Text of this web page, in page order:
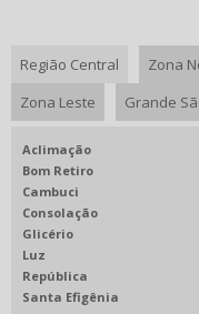
RECARTILHADOR PARA
ASSISTÊNCIA TÉCNICA EM
MANUTENÇÃO DE
BROCA ESPADA
Região Central Zona
Zona Leste
Grande
Aclimação
Bom Retiro
Cambuci
Consolação
Glicério
Luz
República
Santa Efigênia